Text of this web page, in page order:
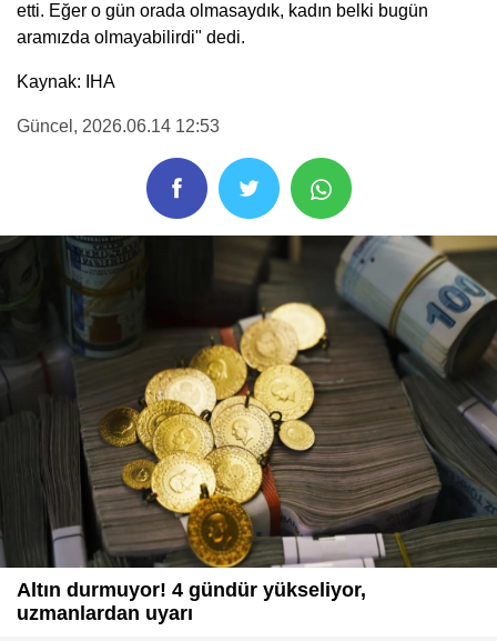
etti. Eğer o gün orada olmasaydık, kadın belki bugün
aramızda olmayabilirdi" dedi.
Kaynak: IHA
Güncel , 2026.06.14 12:53
Altın durmuyor! 4 gündür yükseliyor,
uzmanlardan uyarı